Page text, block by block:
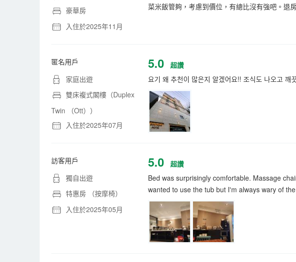
豪華房
入住於2025年11月
菜米飯管夠，考慮到價位，有總比沒有強吧。退
匿名用戶
家庭出遊
雙床複式閣樓（Duplex
Twin （Ott））
入住於2025年07月
5.0 超讚
요기 왜 추천이 많은지 알겠어요!! 조식도 나오고
訪客用戶
獨自出遊
特惠房 （按摩椅）
入住於2025年05月
5.0 超讚
Bed was surprisingly comfortable. Massage
wanted to use the tub but I'm always wary of